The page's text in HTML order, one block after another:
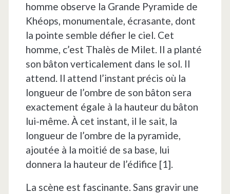
homme observe la Grande Pyramide de
Khéops, monumentale, écrasante, dont
la pointe semble défier le ciel. Cet
homme, c’est Thalès de Milet. Il a planté
son bâton verticalement dans le sol. Il
attend. Il attend l’instant précis où la
longueur de l’ombre de son bâton sera
exactement égale à la hauteur du bâton
lui-même. À cet instant, il le sait, la
longueur de l’ombre de la pyramide,
ajoutée à la moitié de sa base, lui
donnera la hauteur de l’édifice [1].
La scène est fascinante. Sans gravir une